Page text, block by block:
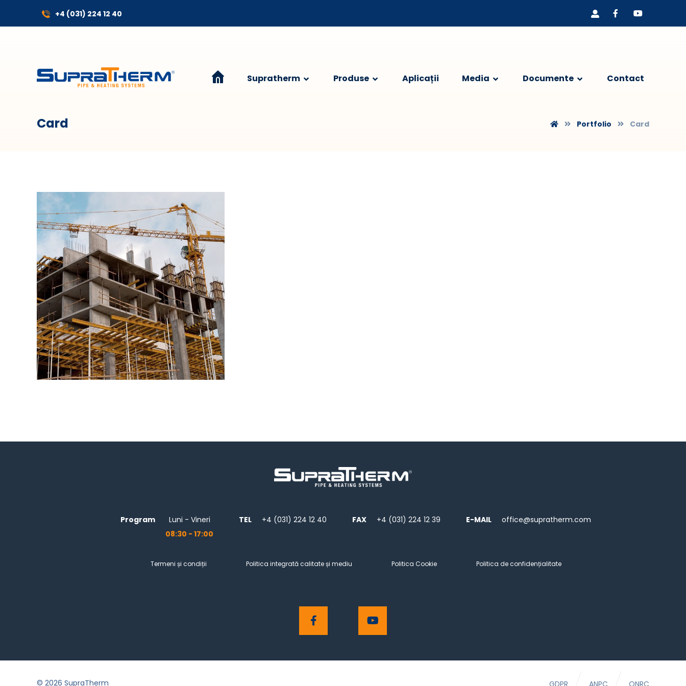
+4 (031) 224 12 40
Supratherm Produse Aplicații Media Documente Contact
Card Portfolio Card
10 iunie 2017
Program
Luni - Vineri
08:30 - 17:00
TEL +4 (031) 224 12 40 FAX +4 (031) 224 12 39 E-MAIL office@supratherm.com
Termeni și condiții Politica integrată calitate și mediu Politica Cookie Politica de confidențialitate
© 2026 SupraTherm